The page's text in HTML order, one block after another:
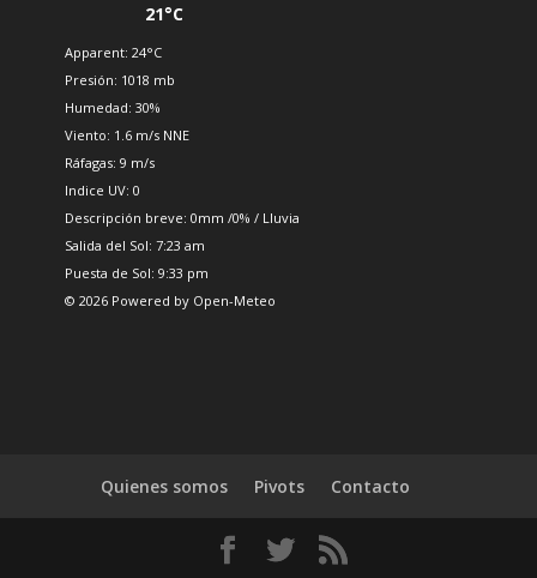
21°C
Apparent: 24°C
Presión: 1018 mb
Humedad: 30%
Viento: 1.6 m/s NNE
Ráfagas: 9 m/s
Indice UV: 0
Descripción breve: 0mm /0% / Lluvia
Salida del Sol: 7:23 am
Puesta de Sol: 9:33 pm
© 2026 Powered by Open-Meteo
Quienes somos Pivots Contacto